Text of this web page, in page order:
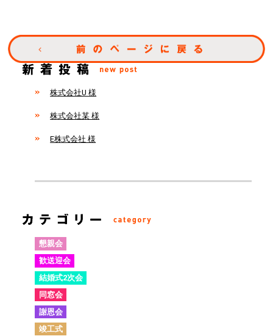
株式会社U 様
株式会社某 様
E株式会社 様
懇親会
歓送迎会
結婚式2次会
同窓会
謝恩会
竣工式